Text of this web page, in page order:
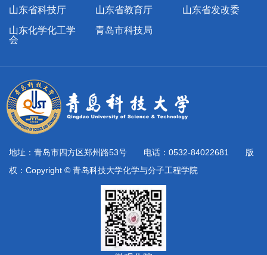
山东省科技厅
山东省教育厅
山东省发改委
山东化学化工学
会
青岛市科技局
地址：青岛市四方区郑州路53号 电话：0532-84022681 版
权：Copyright © 青岛科技大学化学与分子工程学院